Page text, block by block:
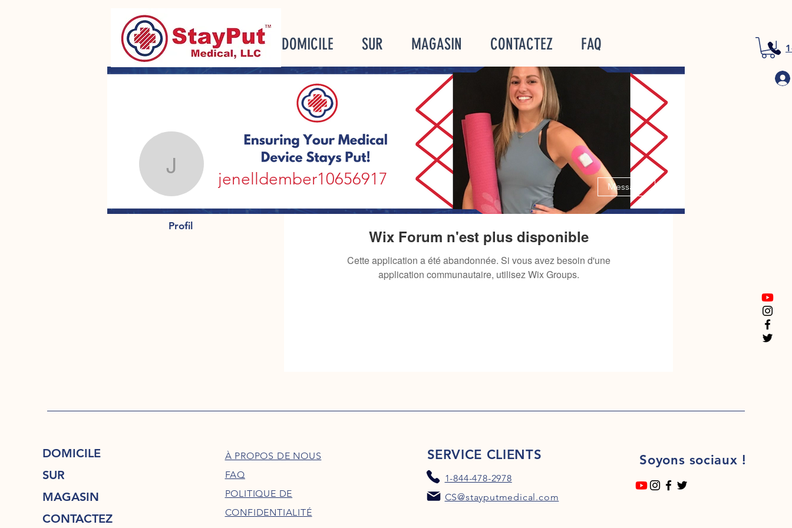
DOMICILE SUR MAGASIN CONTACTEZ FAQ
Wix Forum n'est plus disponible
Cette application a été abandonnée. Si vous avez besoin d'une
application communautaire, utilisez Wix Groups.
jenelldember10656917
jenelldember10656917 Message
Profil
DOMICILE
SUR
MAGASIN
CONTACTEZ
À PROPOS DE NOUS
FAQ
POLITIQUE DE
CONFIDENTIALITÉ
SERVICE CLIENTS
1-844-478-2978
CS@stayputmedical.com
Soyons sociaux !